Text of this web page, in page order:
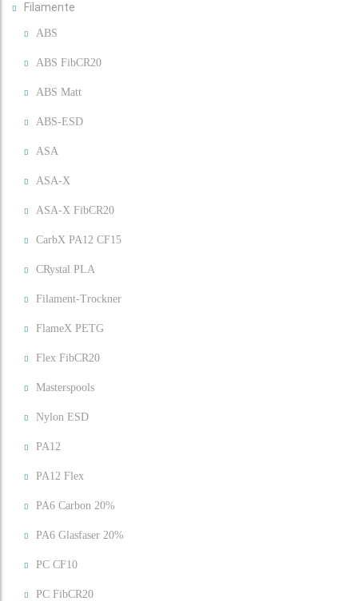
Filamente
ABS
ABS FibCR20
ABS Matt
ABS-ESD
ASA
ASA-X
ASA-X FibCR20
CarbX PA12 CF15
CRystal PLA
Filament-Trockner
FlameX PETG
Flex FibCR20
Masterspools
Nylon ESD
PA12
PA12 Flex
PA6 Carbon 20%
PA6 Glasfaser 20%
PC CF10
PC FibCR20